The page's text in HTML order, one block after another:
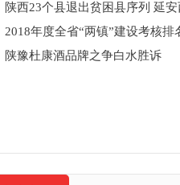
陕西23个县退出贫困县序列 延
2018年度全省“两镇”建设考核排
陕豫杜康酒品牌之争白水胜诉